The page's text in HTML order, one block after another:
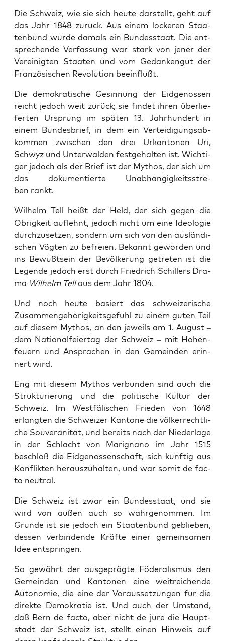
Die Schweiz, wie sie sich heu­te dar­stellt, geht auf
das Jahr 1848 zurück. Aus einem locke­ren Staa­
ten­bund wur­de damals ein Bun­des­staat. Die ent­
spre­chen­de Ver­fas­sung war stark von jener der
Ver­ei­nig­ten Staa­ten und vom Gedan­ken­gut der
Fran­zö­si­schen Revo­lu­ti­on beeinflußt.
Die demo­kra­ti­sche Gesin­nung der Eid­ge­nos­sen
reicht jedoch weit zurück; sie fin­det ihren über­lie­
fer­ten Ursprung im spä­ten 13. Jahr­hun­dert in
einem Bun­des­brief, in dem ein Ver­tei­di­gungs­ab­
kom­men zwi­schen den drei Urkan­to­nen Uri,
Schwyz und Unter­wal­den fest­ge­hal­ten ist. Wich­ti­
ger jedoch als der Brief ist der Mythos, der sich um
das doku­men­tier­te Unab­hän­gig­keits­stre­
ben rankt.
Wil­helm Tell heißt der Held, der sich gegen die
Obrig­keit auf­lehnt, jedoch nicht um eine Ideo­lo­gie
durch­zu­set­zen, son­dern um sich von den aus­län­di­
schen Vög­ten zu befrei­en. Bekannt gewor­den und
ins Bewußt­sein der Bevöl­ke­rung getre­ten ist die
Legen­de jedoch erst durch Fried­rich Schil­lers Dra­
ma Wil­helm Tellaus dem Jahr 1804.
Und noch heu­te basiert das schwei­ze­ri­sche
Zusam­men­ge­hö­rig­keits­ge­fühl zu einem guten Teil
auf die­sem Mythos, an den jeweils am 1. August –
dem Natio­nal­fei­er­tag der Schweiz – mit Höhen­
feu­ern und Anspra­chen in den Gemein­den erin­
nert wird.
Eng mit die­sem Mythos ver­bun­den sind auch die
Struk­tu­rie­rung und die poli­ti­sche Kul­tur der
Schweiz. Im West­fä­li­schen Frie­den von 1648
erlang­ten die Schwei­zer Kan­to­ne die völ­ker­recht­li­
che Sou­ve­rä­ni­tät, und bereits nach der Nie­der­la­ge
in der Schlacht von Marigna­no im Jahr 1515
beschloß die Eid­ge­nos­sen­schaft, sich künf­tig aus
Kon­flik­ten her­aus­zu­hal­ten, und war somit de fac­
to neutral.
Die Schweiz ist zwar ein Bun­des­staat, und sie
wird von außen auch so wahr­ge­nom­men. Im
Grun­de ist sie jedoch ein Staa­ten­bund geblie­ben,
des­sen ver­bin­den­de Kräf­te einer gemein­sa­men
Idee entspringen.
So gewährt der aus­ge­präg­te Föde­ra­lis­mus den
Gemein­den und Kan­to­nen eine weit­rei­chen­de
Auto­no­mie, die eine der Vor­aus­set­zun­gen für die
direk­te Demo­kra­tie ist. Und auch der Umstand,
daß Bern de fac­to, aber nicht de jure die Haupt­
stadt der Schweiz ist, stellt einen Hin­weis auf